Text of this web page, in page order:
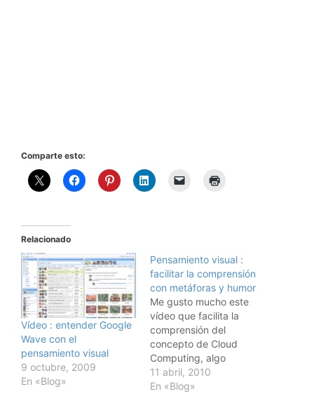
Comparte esto:
Relacionado
Vídeo : entender Google
Wave con el
pensamiento visual
9 octubre, 2009
En «Blog»
Pensamiento visual :
facilitar la comprensión
con metáforas y humor
Me gusto mucho este
vídeo que facilita la
comprensión del
concepto de Cloud
Computing, algo
bastante complejo, a
través de metáforas
11 abril, 2010
En «Blog»